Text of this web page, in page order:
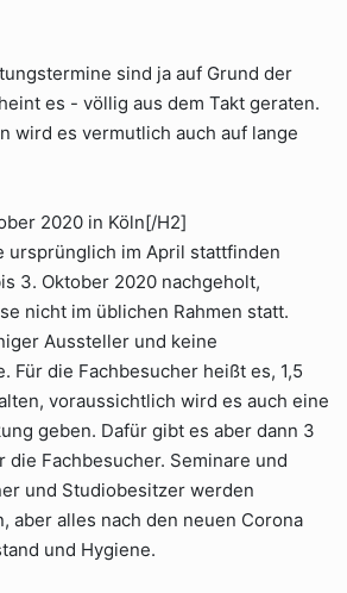
sind ja auf Grund der
es - völlig aus dem Takt geraten.
wird es vermutlich auch auf lange
2020 in Köln[/H2]
ursprünglich im April stattfinden
3. Oktober 2020 nachgeholt,
nicht im üblichen Rahmen statt.
Aussteller und keine
Für die Fachbesucher heißt es, 1,5
voraussichtlich wird es auch eine
geben. Dafür gibt es aber dann 3
die Fachbesucher. Seminare und
und Studiobesitzer werden
aber alles nach den neuen Corona
und Hygiene.